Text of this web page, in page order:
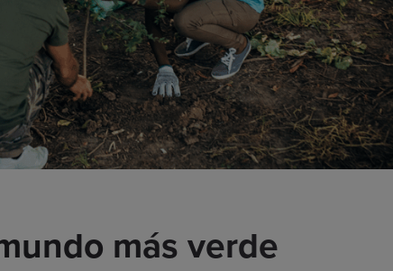
más verde